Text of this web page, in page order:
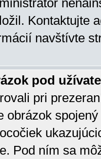
Kontaktujte
navštívte
pod
pri
obrázok
Pod ním sa